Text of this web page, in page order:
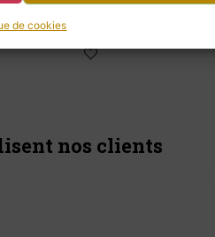
de cookies
nos clients